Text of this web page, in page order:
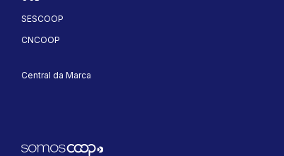
SESCOOP
CNCOOP
Central da Marca